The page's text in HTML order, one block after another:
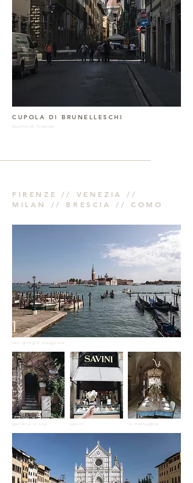
CUPOLA DI BRUNELLESCHI
duomo di firenze
FIRENZE // VENEZIA //
MILAN // BRESCIA //COMO
san giorgio maggiore
galleria civica savini la ménagère